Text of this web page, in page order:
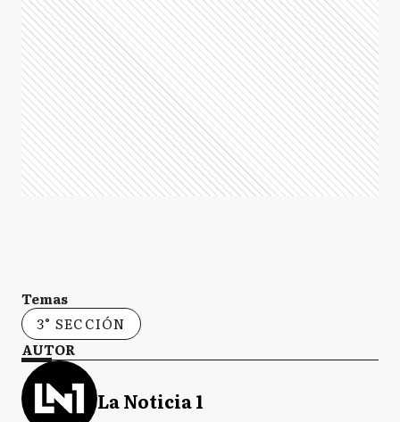
Temas
3° SECCIÓN
AUTOR
La Noticia 1